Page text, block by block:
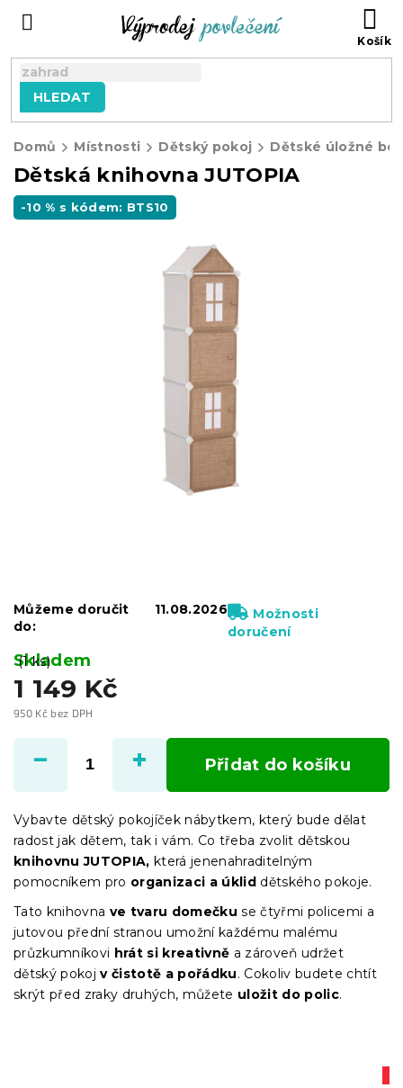
HLEDAT
Domů Místnosti Dětský pokoj Dětské úložné
Dětská knihovna JUTOPIA
-10 % s kódem: BTS10
1 149 Kč
950 Kč bez DPH
cena:
Skladem
(1 ks)
Můžeme doručit
do:
11.08.2026
Možnosti
doručení
Přidat do košíku
Vybavte dětský pokojíček nábytkem, který bude dělat
radost jak dětem, tak i vám. Co třeba zvolit dětskou
knihovnu JUTOPIA, která jenenahraditelným
pomocníkem pro organizaci a úklid dětského pokoje.
Tato knihovna ve tvaru domečku se čtyřmi policemi a
jutovou přední stranou umožní každému malému
průzkumníkovi hrát si kreativně a zároveň udržet
dětský pokoj v čistotě a pořádku. Cokoliv budete chtít
skrýt před zraky druhých, můžete uložit do polic.